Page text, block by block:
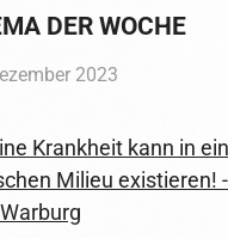
DER WOCHE
2023